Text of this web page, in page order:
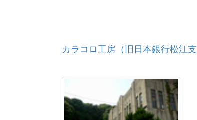
カラコロ工房（旧日本銀行松江支